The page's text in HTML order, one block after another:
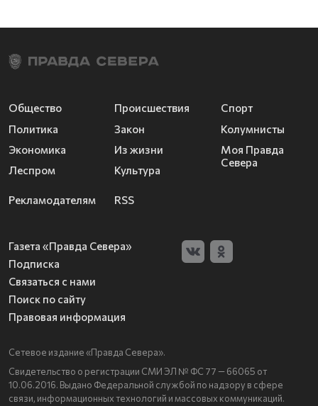
Общество
Политика
Экономика
Леспром
Происшествия
Закон
Из жизни
Культура
Спорт
Колумнисты
Моя Правда
Севера
Рекламодателям RSS
Газета «Правда Севера»
Подписка
Связаться с нами
Поиск по сайту
Правовая информация
Сетевое издание «Правда Севера».
Свидетельство о регистрации СМИ ЭЛ № ФС 77 — 66065 от
10.06.2016. Выдано Федеральной службой по надзору в сфере
связи, информационных технологий и массовых коммуникаций.